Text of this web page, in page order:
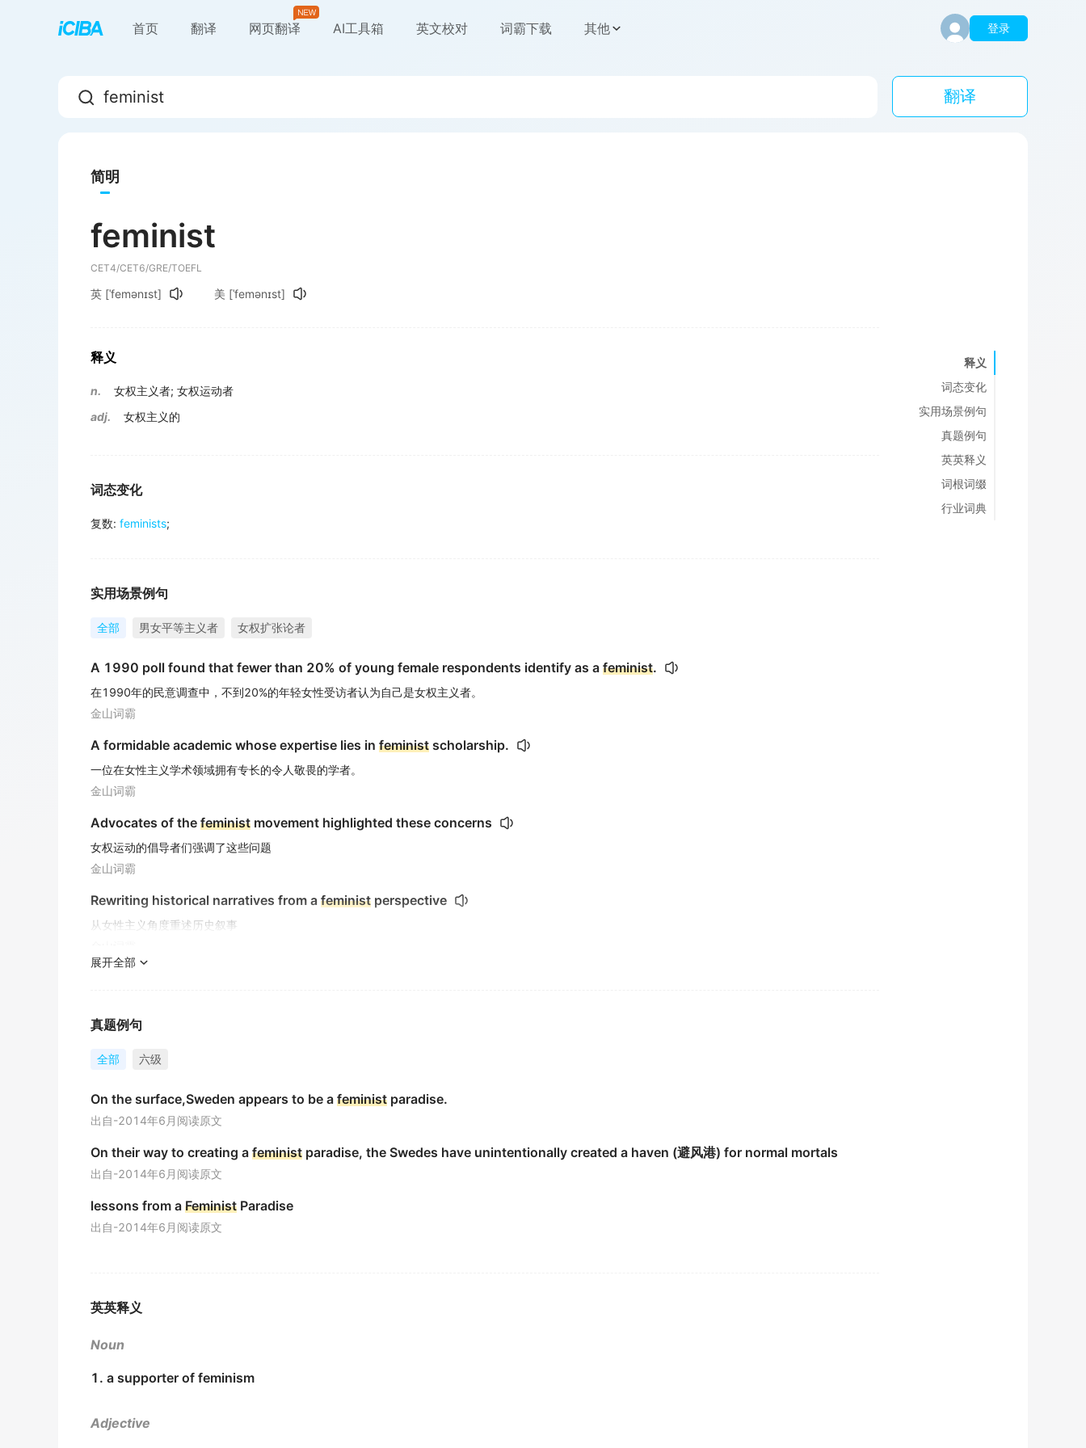
首页 翻译 网页翻译 AI工具箱 英文校对 词霸下载 其他 登录
翻译
简明
feminist
CET4/CET6/GRE/TOEFL
英 [ˈfemənɪst] 美 [ˈfemənɪst]
释义
n. 女权主义者; 女权运动者
adj.
女权主义的
词态变化
复数: feminists;
实用场景例句
全部 男女平等主义者 女权扩张论者
A 1990 poll found that fewer than 20% of young female respondents identify as a feminist.
在1990年的民意调查中，不到20%的年轻女性受访者认为自己是女权主义者。
金山词霸
A formidable academic whose expertise lies in feminist scholarship.
一位在女性主义学术领域拥有专长的令人敬畏的学者。
金山词霸
Advocates of the feminist movement highlighted these concerns
女权运动的倡导者们强调了这些问题
金山词霸
Rewriting historical narratives from a feminist perspective
从女性主义角度重述历史叙事
金山词霸
Thefeminist
金山词霸
女权主义理念常常在社会讨论中引发激烈辩论。
金山词霸
He has strongfeministopinions.
他有强烈的男女平等思想.
埃莉诺·斯米尔是一个女权积极分子,而且还是弗吉尼亚州的阿林顿女性主义多数人基金会有创立者.
格洛里亚·斯坦宁,有效地把妇女呼声同新闻事业和女权政治结合了起来.
展开全部
真题例句
全部 六级
On the surface,Sweden appears to be a feminist paradise.
出自-2014年6月阅读原文
On their way to creating a feminist paradise, the Swedes have unintentionally created a haven (避风港) for normal mortals
出自-2014年6月阅读原文
lessons from a Feminist Paradise
出自-2014年6月阅读原文
英英释义
Noun
1. a supporter of feminism
Adjective
释义
词态变化
实用场景例句
真题例句
英英释义
词根词缀
行业词典